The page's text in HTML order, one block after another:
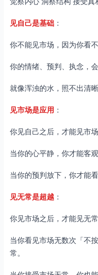
见自己是基础 ：
你不能见市场，因为你看不
你的情绪、预判、执念，
就像浑浊的水，照不出清晰
见市场是应用 ：
你见自己之后，才能见市场
当你的心平静，你才能客观
当你的预判放下，你才能
见无常是超越 ：
你见市场之后，才能见无常
当你看见市场无数次「不
常。